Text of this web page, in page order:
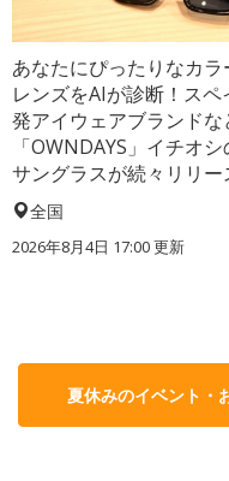
あなたにぴったりなカラ
レンズをAIが診断！スペ
発アイウェアブランドな
「OWNDAYS」イチオシ
サングラスが続々リリー
全国
2026年8月4日 17:00更新
夏休みのイベント・